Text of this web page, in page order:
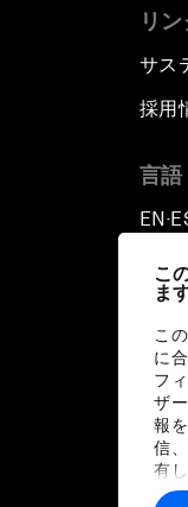
こ
ま
こ
に
フ
ザ
報
信
有
ユ
リン
サス
採用
言語
EN ▪